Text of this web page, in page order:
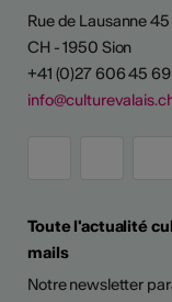
Rue de Lausanne 45
CH - 1950 Sion
+41 (0)27 606 45 69
Toute l'actualité
mails
Notre newsletter